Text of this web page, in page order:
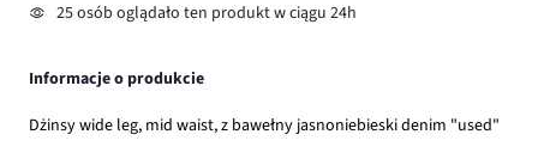
25 osób oglądało ten produkt w ciągu 24h
Informacje o produkcie
Dżinsy wide leg, mid waist, z bawełny jasnoniebieski denim "used"